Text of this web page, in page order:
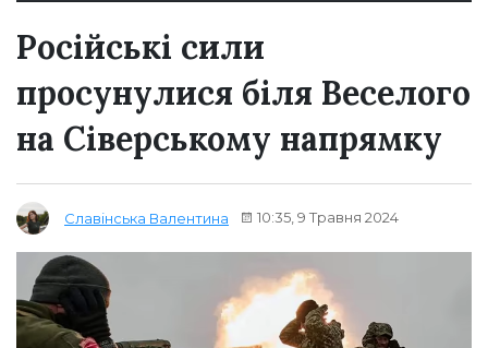
Російські сили
просунулися біля Веселого
на Сіверському напрямку
Славінська Валентина 10:35, 9 Травня 2024